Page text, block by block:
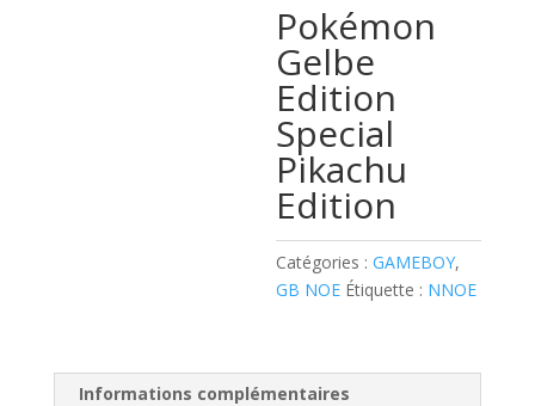
Pokémon
Gelbe
Edition
Special
Pikachu
Edition
Catégories :GAMEBOY,
GB NOE Étiquette : NNOE
Informations complémentaires